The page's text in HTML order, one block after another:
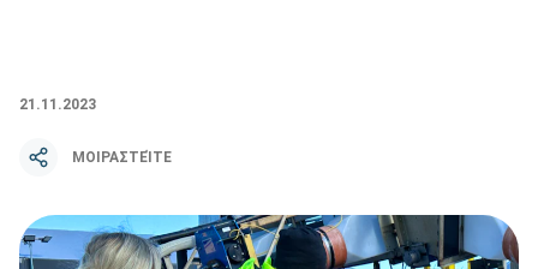
21.11.2023
ΜΟΙΡΑΣΤΕΊΤΕ